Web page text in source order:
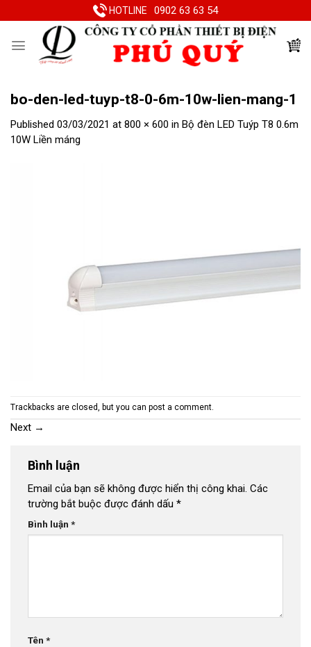
to
HOTLINE 0902 63 63 54
bo-den-led-tuyp-t8-0-6m-10w-lien-mang-1
Published 03/03/2021 at 800 × 600 in Bộ đèn LED Tuýp T8 0.6m
10W Liền máng
Trackbacks are closed, but you can post a comment.
Next →
Bình luận
Email của bạn sẽ không được hiển thị công khai. Các
trường bắt buộc được đánh dấu *
Bình luận *
Tên *